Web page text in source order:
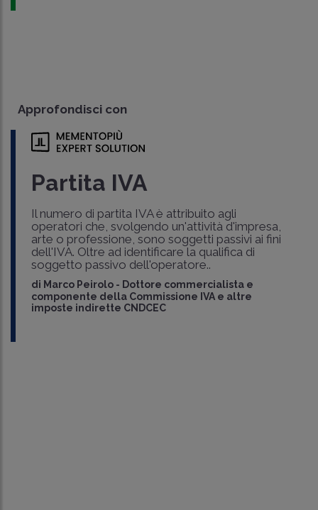
Approfondisci con
Partita IVA
Il numero di partita IVA è attribuito agli
operatori che, svolgendo un'attività d'impresa,
arte o professione, sono soggetti passivi ai fini
dell'IVA. Oltre ad identificare la qualifica di
soggetto passivo dell'operatore..
di Marco Peirolo - Dottore commercialista e
componente della Commissione IVA e altre
imposte indirette CNDCEC